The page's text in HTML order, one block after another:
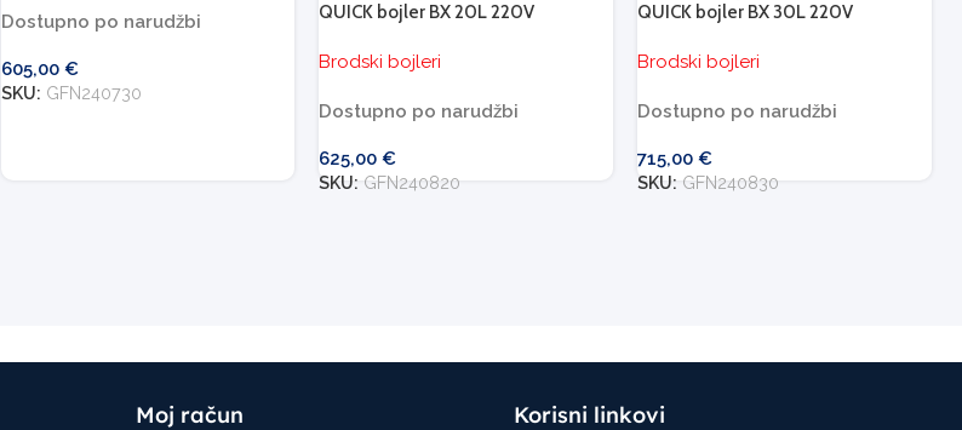
Dostupno po narudžbi
605,00 €
SKU: GFN240730
QUICK bojler BX 20L 220V
Brodski bojleri
Dostupno po narudžbi
625,00€
SKU: GFN240820
QUICK bojler BX 30L 220V
Brodski bojleri
Dostupno po narudžbi
715,00€
SKU: GFN240830
Moj račun Korisni linkovi